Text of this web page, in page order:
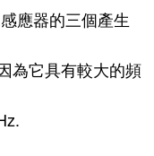
應器的三個產生
為它具有較大的頻